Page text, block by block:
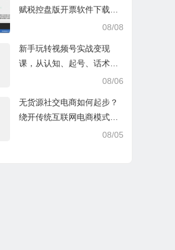
赋税控盘版开票软件下载V2.
08/08
新手玩转视频号实战变现
课，从认知、起号、话术、
选品、开播到投放的全链路
08/06
无货源社交电商如何起步？
绕开传统互联网电商模式撒
豆成兵，实现跨平台交易实
08/05